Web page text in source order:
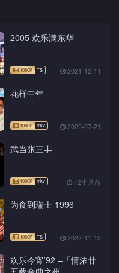
2005 欢乐满东华
2021-12-11
花样中年
2025-07-21
武当张三丰
12个月前
为食到瑞士 1996
2022-11-15
欢乐今宵’92 –「情浓廿